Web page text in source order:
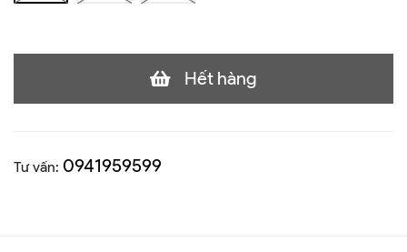
Hết hàng
Tư vấn: 0941959599